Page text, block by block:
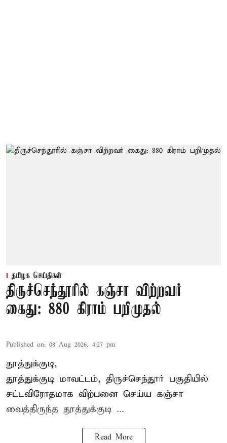
தமிழக செய்திகள்
திருச்செந்தூரில் கஞ்சா விற்றவர்
கைது: 880 கிராம் பறிமுதல்
Published on: 08 Aug 2026, 4:27 pm
தூத்துக்குடி,
தூத்துக்குடி மாவட்டம், திருச்செந்தூர் பகுதியில்
சட்டவிரோதமாக விற்பனை செய்ய கஞ்சா
வைத்திருந்த தூத்துக்குடி ...
Read More